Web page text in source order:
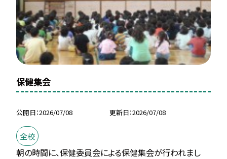
保健集会
公開日 2026/07/08 更新日 2026/07/08
全校
朝の時間に、保健委員会による保健集会が行われまし